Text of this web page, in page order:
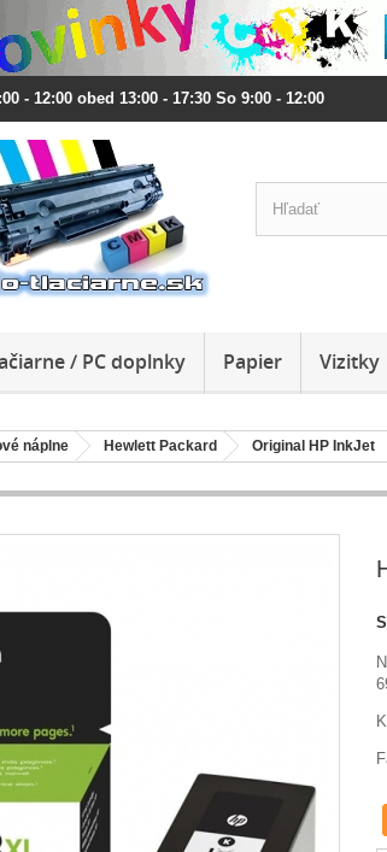
- 12:00 obed 13:00 - 17:30 So 9:00 - 12:00
/ PC doplnky Papier Vizitky
náplne Hewlett Packard Original HP InkJet